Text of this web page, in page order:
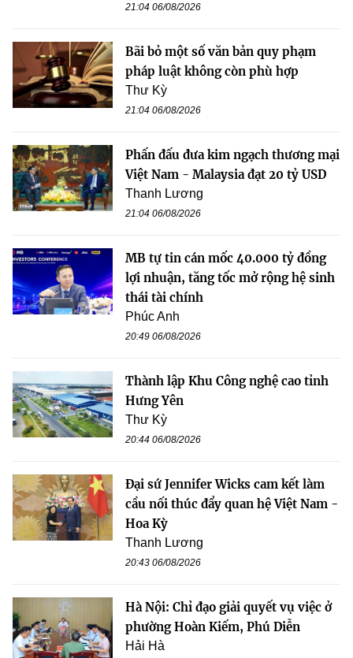
21:04 06/08/2026
Bãi bỏ một số văn bản quy phạm
pháp luật không còn phù hợp
Thư Kỳ
21:04 06/08/2026
Phấn đấu đưa kim ngạch thương mại
Việt Nam - Malaysia đạt 20 tỷ USD
Thanh Lương
21:04 06/08/2026
MB tự tin cán mốc 40.000 tỷ đồng
lợi nhuận, tăng tốc mở rộng hệ sinh
thái tài chính
Phúc Anh
20:49 06/08/2026
Thành lập Khu Công nghệ cao tỉnh
Hưng Yên
Thư Kỳ
20:44 06/08/2026
Đại sứ Jennifer Wicks cam kết làm
cầu nối thúc đẩy quan hệ Việt Nam -
Hoa Kỳ
Thanh Lương
20:43 06/08/2026
Hà Nội: Chỉ đạo giải quyết vụ việc ở
phường Hoàn Kiếm, Phú Diễn
Hải Hà